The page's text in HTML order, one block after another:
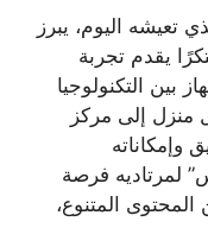
تعيشه اليوم، يبرز
يقدم تجربة
بين التكنولوجيا
منزل إلى مركز
وإمكاناته
لمرتاديه فرصة
المتنوع،